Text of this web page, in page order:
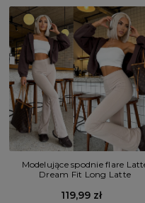
Modelujące spodnie flare
Dream Fit Long Latte
119,99 zł